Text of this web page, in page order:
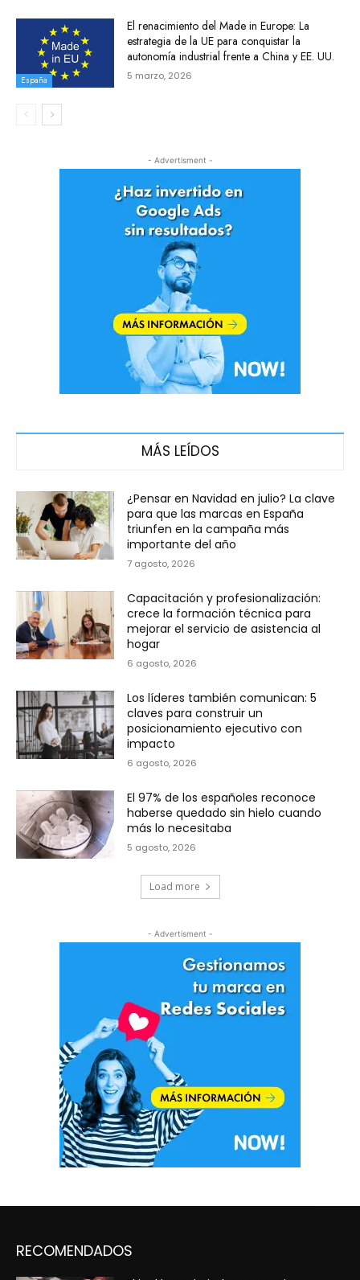
España
El renacimiento del Made in Europe: La
estrategia de la UE para conquistar la
autonomía industrial frente a China y EE. UU.
5 marzo, 2026
- Advertisment -
MÁS LEÍDOS
¿Pensar en Navidad en julio? La clave
para que las marcas en España
triunfen en la campaña más
importante del año
7 agosto, 2026
Capacitación y profesionalización:
crece la formación técnica para
mejorar el servicio de asistencia al
hogar
6 agosto, 2026
Los líderes también comunican: 5
claves para construir un
posicionamiento ejecutivo con
impacto
6 agosto, 2026
El 97% de los españoles reconoce
haberse quedado sin hielo cuando
más lo necesitaba
5 agosto, 2026
Load more
- Advertisment -
RECOMENDADOS